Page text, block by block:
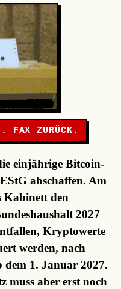
FAX ZURÜCK.
einjährige Bitcoin-
abschaffen. Am
Kabinett den
2027
Kryptowerte
werden, nach
1. Januar 2027.
muss aber erst noch